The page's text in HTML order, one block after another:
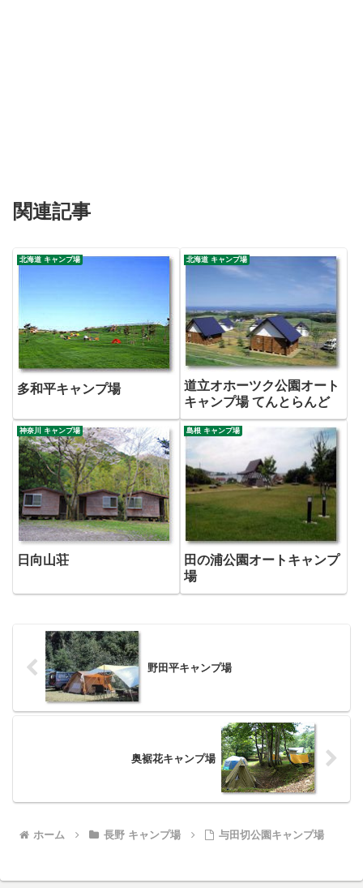
関連記事
北海道 キャンプ場
多和平キャンプ場
北海道 キャンプ場
道立オホーツク公園オート
キャンプ場 てんとらんど
神奈川 キャンプ場
日向山荘
島根 キャンプ場
田の浦公園オートキャンプ
場
野田平キャンプ場
奥裾花キャンプ場
ホーム 長野 キャンプ場 与田切公園キャンプ場